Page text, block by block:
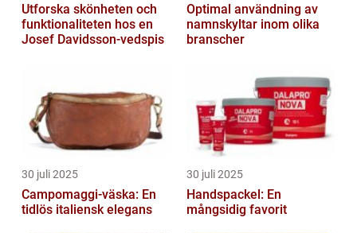
Utforska skönheten och
funktionaliteten hos en
Josef Davidsson-vedspis
Optimal användning av
namnskyltar inom olika
branscher
30 juli 2025
Campomaggi-väska: En
tidlös italiensk elegans
30 juli 2025
Handspackel: En
mångsidig favorit